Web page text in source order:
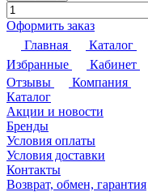
Оформить заказ
Главная
Каталог
Избранные
Кабинет
Отзывы
Компания
Каталог
Акции и новости
Бренды
Условия оплаты
Условия доставки
Контакты
Возврат, обмен, гарантия